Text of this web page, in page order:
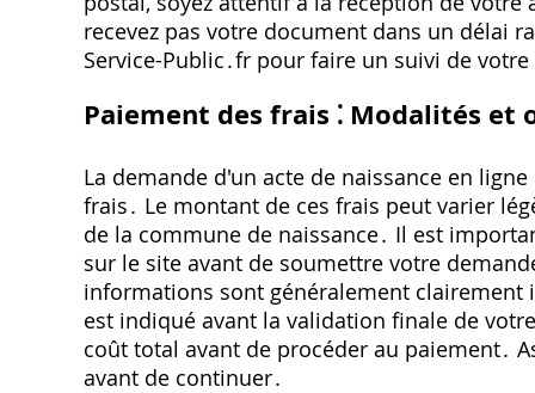
recevez pas votre document dans un délai
Service-Public․fr pour faire un suivi de
Paiement des frais ⁚ Modalités et
La demande d'un acte de naissance en
frais․ Le montant de ces frais peut varier
de la commune de naissance․ Il est
sur le site avant de soumettre votre
informations sont généralement clairement
est indiqué avant la validation finale de
coût total avant de procéder au paiement․
avant de continuer․